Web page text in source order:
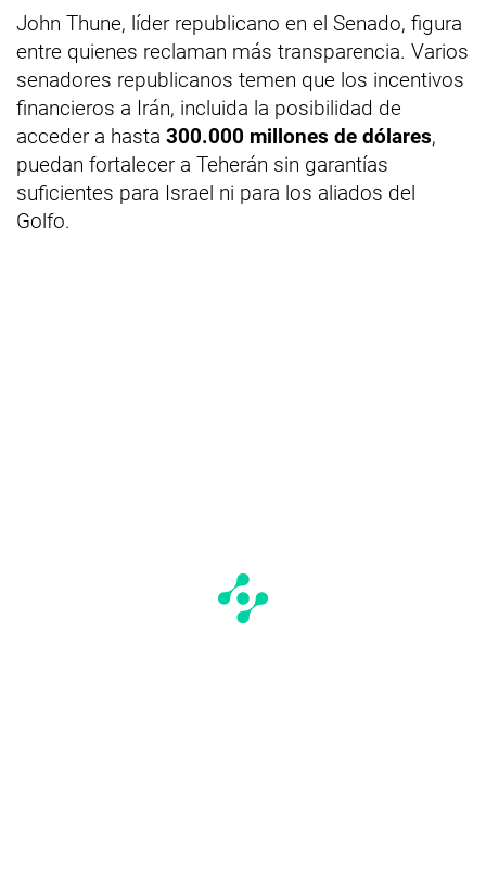
John Thune, líder republicano en el Senado, figura
entre quienes reclaman más transparencia. Varios
senadores republicanos temen que los incentivos
financieros a Irán, incluida la posibilidad de
acceder a hasta 300.000 millones de dólares,
puedan fortalecer a Teherán sin garantías
suficientes para Israel ni para los aliados del
Golfo.